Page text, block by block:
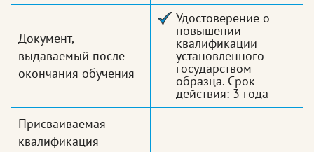
Документ,
выдаваемый после
окончания обучения
Удостоверение о
повышении
квалификации
установленного
государством
образца. Срок
действия: 3 года
Присваиваемая
квалификация